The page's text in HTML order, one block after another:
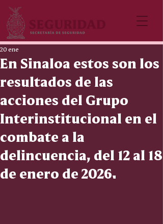
En Sinaloa estos son los
resultados de las
acciones del Grupo
Interinstitucional en el
combate a la
delincuencia, del 12 al 18
de enero de 2026.
20 ene